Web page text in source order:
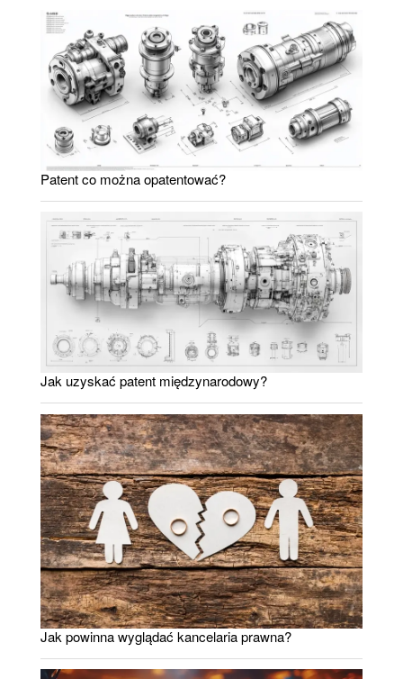
Patent co można opatentować?
Jak uzyskać patent międzynarodowy?
Jak powinna wyglądać kancelaria prawna?